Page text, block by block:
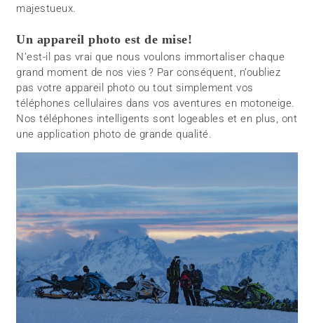
majestueux.
Un appareil photo est de mise!
N’est-il pas vrai que nous voulons immortaliser chaque
grand moment de nos vies ? Par conséquent, n’oubliez
pas votre appareil photo ou tout simplement vos
téléphones cellulaires dans vos aventures en motoneige.
Nos téléphones intelligents sont logeables et en plus, ont
une application photo de grande qualité.